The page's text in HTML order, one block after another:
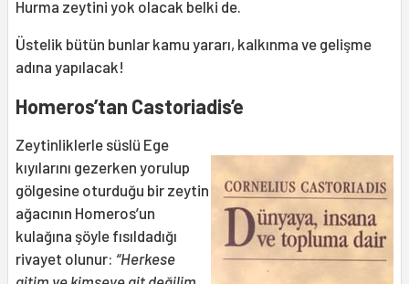
Hurma zeytini yok olacak belki de.
Üstelik bütün bunlar kamu yararı, kalkınma ve gelişme
adına yapılacak!
Homeros’tan Castoriadis’e
Zeytinliklerle süslü Ege
kıyılarını gezerken yorulup
gölgesine oturduğu bir zeytin
ağacının Homeros’un
kulağına şöyle fısıldadığı
rivayet olunur: “Herkese